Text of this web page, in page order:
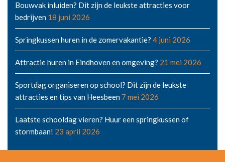
Bouwvak inluiden? Dit zijn de leukste attracties voor
bedrijven 18 juni 2026
Springkussen huren in de zomervakantie? 4 juni 2026
Attractie huren in Eindhoven en omgeving? 21 mei 2026
Sportdag organiseren op school? Dit zijn de leukste
attracties en tips van Heesbeen 7 mei 2026
Laatste schooldag vieren? Huur een springkussen of
stormbaan! 23 april 2026